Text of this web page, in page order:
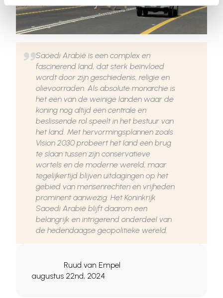
Saoedi Arabië is een complex en
fascinerend land, dat sterk beïnvloed
wordt door zijn geschiedenis, religie en
olievoorraden. Als absolute monarchie is
het een van de weinige landen waar de
koning nog altijd een centrale en
beslissende rol speelt in het bestuur van
het land. Met hervormingsplannen zoals
Vision 2030 probeert het land een brug
te slaan tussen zijn conservatieve
wortels en de moderne wereld, maar
tegelijkertijd blijven uitdagingen op het
gebied van mensenrechten en vrijheden
prominent aanwezig. Het Koninkrijk
Saoedi Arabië blijft daarom een
belangrijk en intrigerend onderdeel van
de hedendaagse geopolitieke wereld.
Ruud van Empel
augustus 22nd, 2024